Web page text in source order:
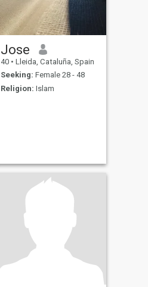
Jose
40 • Lleida, Cataluña, Spain
Seeking: Female 28 - 48
Religion: Islam